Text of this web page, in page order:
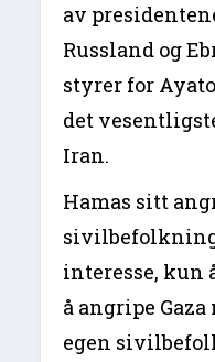
av
Russland og
styrer for
det
Iran.
Hamas sitt
interesse, kun
å angripe
egen